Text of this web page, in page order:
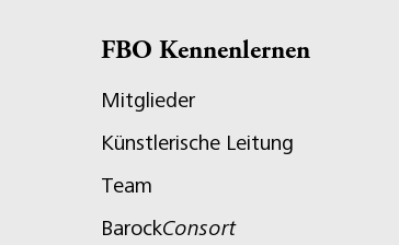
FBO Kennenlernen
Mitglieder
Künstlerische Leitung
Team
BarockConsort